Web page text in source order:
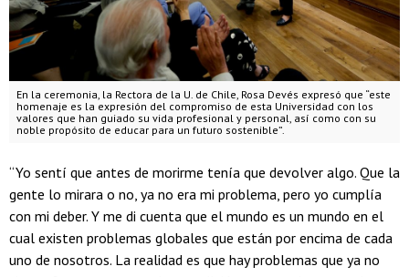
En la ceremonia, la Rectora de la U. de Chile, Rosa Devés expresó que “este
homenaje es la expresión del compromiso de esta Universidad con los
valores que han guiado su vida profesional y personal, así como con su
noble propósito de educar para un futuro sostenible”.
“Yo sentí que antes de morirme tenía que devolver algo. Que la
gente lo mirara o no, ya no era mi problema, pero yo cumplía
con mi deber. Y me di cuenta que el mundo es un mundo en el
cual existen problemas globales que están por encima de cada
uno de nosotros. La realidad es que hay problemas que ya no